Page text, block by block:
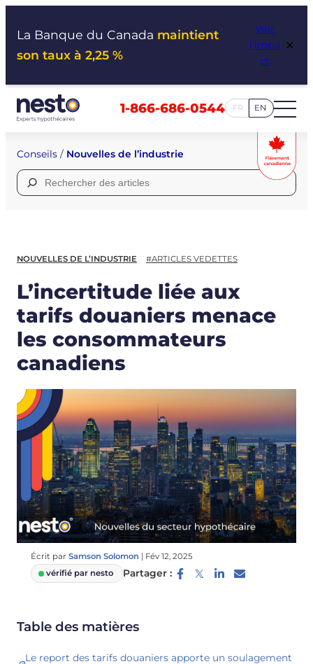
La Banque du Canada maintient
son taux à 2,25 %
Voir
l’impa
ct
×
1-866-686-0544 FR EN
Conseils / Nouvelles de l’industrie
Rechercher :
NOUVELLES DE L’INDUSTRIE #ARTICLES VEDETTES
L’incertitude liée aux
tarifs douaniers menace
les consommateurs
canadiens
Écrit par Samson Solomon | Fév 12, 2025
vérifié par nesto
Partager :
Table des matières
Le report des tarifs douaniers apporte un soulagement